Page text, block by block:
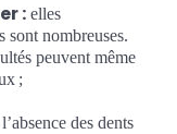
: elles
sont nombreuses.
peuvent même
;
des dents